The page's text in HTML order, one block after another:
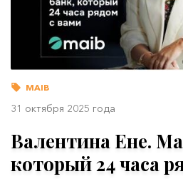
MAIB
31 октября 2025 года
Валентина Ене.
который 24 часа